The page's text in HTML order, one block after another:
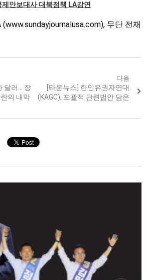
제안보대사 대북정책 LA강연
(www.sundayjournalusa.com), 무단 전재
달러… 장
의 내막
다음
Next
post:
[타운뉴스] 한인유권자연대
(KAGC), 포괄적 관련법안 담은